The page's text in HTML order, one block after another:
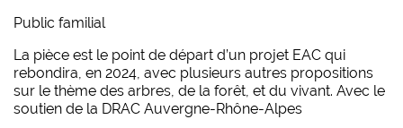
Public familial
La pièce est le point de départ d’un projet EAC qui
rebondira, en 2024, avec plusieurs autres propositions
sur le thème des arbres, de la forêt, et du vivant. Avec le
soutien de la DRAC Auvergne-Rhône-Alpes